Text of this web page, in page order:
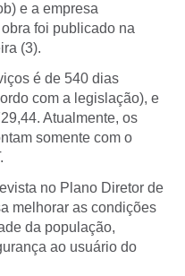
e a empresa
foi publicado na
(3).
é de 540 dias
com a legislação), e
Atualmente, os
somente com o
no Plano Diretor de
melhorar as condições
da população,
ao usuário do